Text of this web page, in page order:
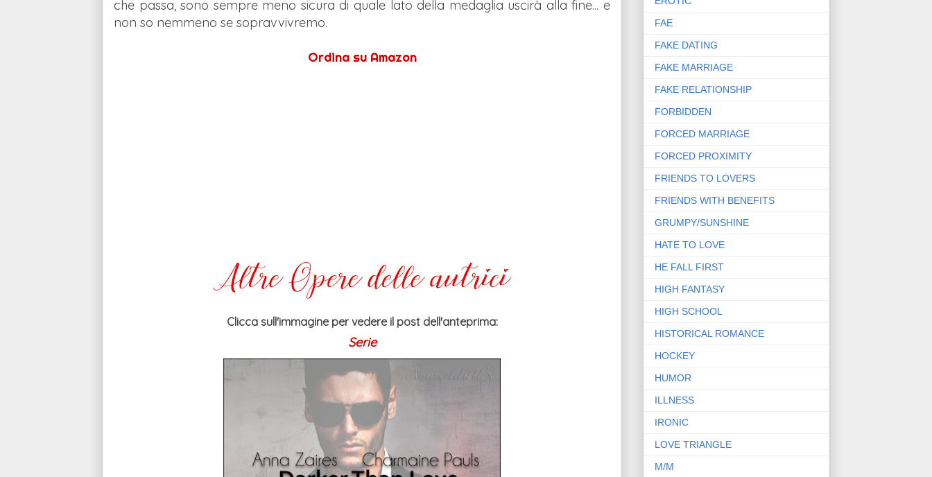
che passa, sono sempre meno sicura di quale lato della medaglia uscirà alla fine... e
non so nemmeno se sopravvivremo.
Ordina su Amazon
Clicca sull'immagine per vedere il post dell'anteprima:
Serie
FAE
FAKE DATING
FAKE MARRIAGE
FAKE RELATIONSHIP
FORBIDDEN
FORCED MARRIAGE
FORCED PROXIMITY
FRIENDS TO LOVERS
FRIENDS WITH BENEFITS
GRUMPY/SUNSHINE
HATE TO LOVE
HE FALL FIRST
HIGH FANTASY
HIGH SCHOOL
HISTORICAL ROMANCE
HOCKEY
HUMOR
ILLNESS
IRONIC
LOVE TRIANGLE
M/M